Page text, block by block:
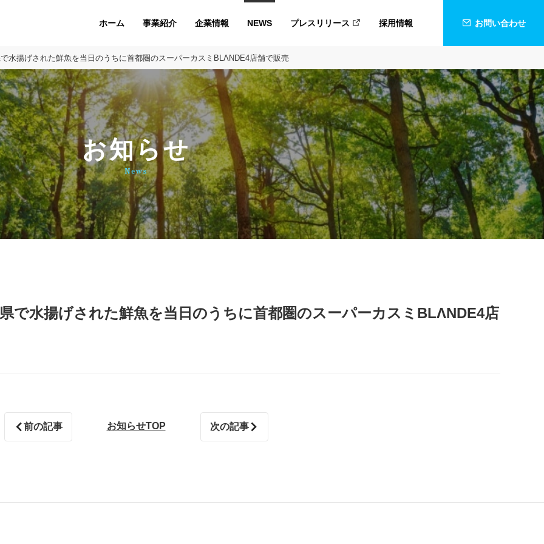
ホーム 事業紹介 企業情報 NEWS プレスリリース 採用情報 お問い合わせ
水揚げされた鮮魚を当日のうちに首都圏のスーパーカスミBLΛNDE4店舗で販売
お知らせ
News
で水揚げされた鮮魚を当日のうちに首都圏のスーパーカスミBLΛNDE4店
前の記事 お知らせTOP 次の記事